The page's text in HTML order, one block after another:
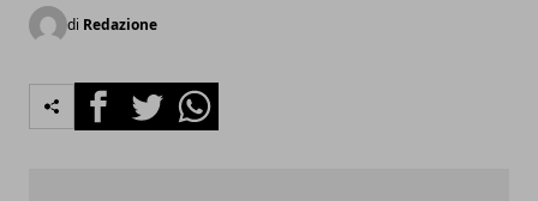
di Redazione
FacebookTwitterWhatsapp